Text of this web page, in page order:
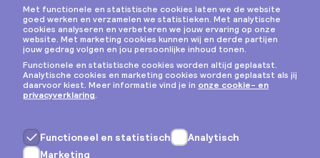
Privacy & cookies
Algemene voorwaarden